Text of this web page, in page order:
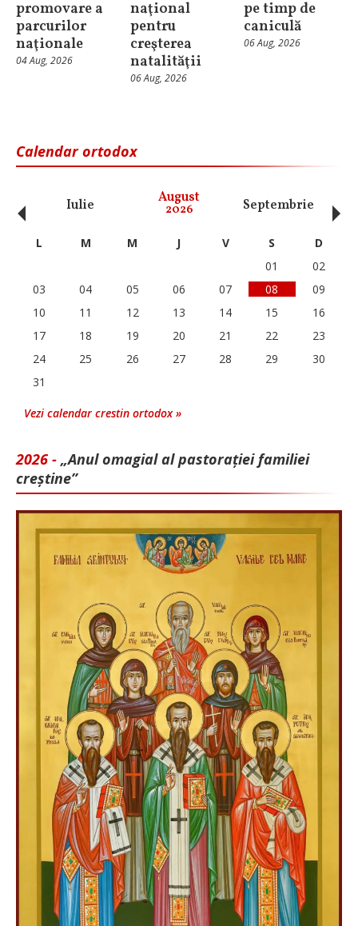
promovare a
parcurilor
naţionale
04 Aug, 2026
naţional
pentru
creşterea
natalităţii
06 Aug, 2026
pe timp de
caniculă
06 Aug, 2026
Calendar ortodox
Iulie August
2026 Septembrie
‹ L M M J V S
D
01
02
03
04 05 06 07 08
09
10
11 12 13 14 15
16
17
18 19 20 21 22
23
24
25 26 27 28 29
30
31
Vezi calendar crestin ortodox »
2026 - „Anul omagial al pastorației familiei
creștine”